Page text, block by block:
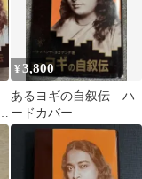
¥3,800
あるヨギの自叙伝 ハ
ードカバー